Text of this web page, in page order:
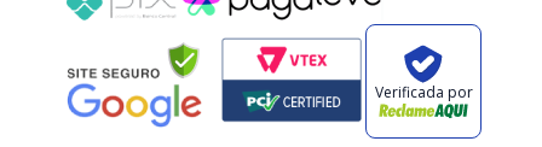
Verificada por